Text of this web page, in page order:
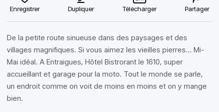
Enregistrer Dupliquer Télécharger Partager
De la petite route sinueuse dans des paysages et des
villages magnifiques. Si vous aimez les vieilles pierres… Mi-
Mai idéal. A Entraigues, Hôtel Bistrorant le 1610, super
accueillant et garage pour la moto. Tout le monde se parle,
un endroit comme on voit de moins en moins et on y mange
bien.